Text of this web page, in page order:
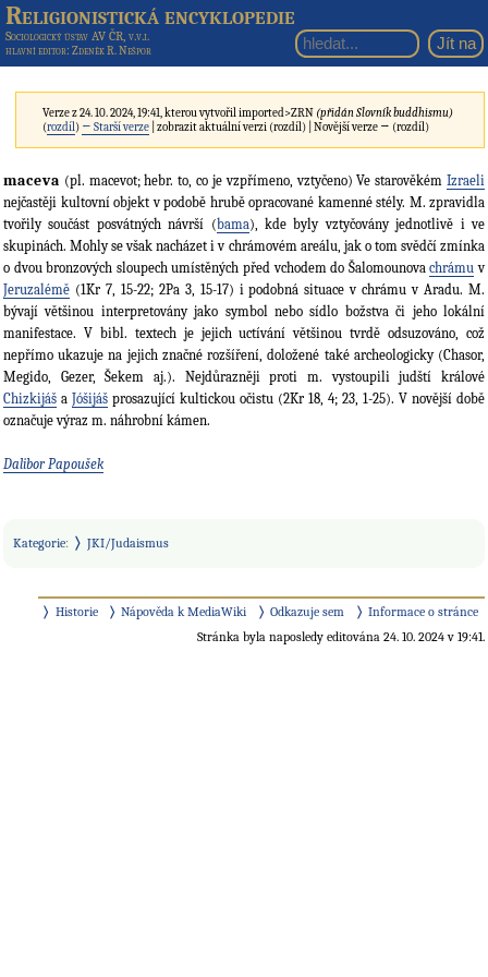
Religionistická encyklopedie
Sociologický ústav AV ČR, v.v.i.
hlavní editor: Zdeněk R. Nešpor
Verze z 24. 10. 2024, 19:41, kterou vytvořilimported>ZRN (přidán Slovník buddhismu)
(rozdíl) ← Starší verze | zobrazit aktuální verzi (rozdíl) | Novější verze → (rozdíl)
maceva (pl. macevot; hebr. to, co je vzpřímeno, vztyčeno) Ve starověkém Izraeli
nejčastěji kultovní objekt v podobě hrubě opracované kamenné stély. M. zpravidla
tvořily součást posvátných návrší (bama), kde byly vztyčovány jednotlivě i ve
skupinách. Mohly se však nacházet i v chrámovém areálu, jak o tom svědčí zmínka
o dvou bronzových sloupech umístěných před vchodem do Šalomounovachrámu v
Jeruzalémě (1Kr 7, 15-22; 2Pa 3, 15-17) i podobná situace v chrámu v Aradu. M.
bývají většinou interpretovány jako symbol nebo sídlo božstva či jeho lokální
manifestace. V bibl. textech je jejich uctívání většinou tvrdě odsuzováno, což
nepřímo ukazuje na jejich značné rozšíření, doložené také archeologicky (Chasor,
Megido, Gezer, Šekem aj.). Nejdůrazněji proti m. vystoupili judští králové
Chizkijáš a Jóšijáš prosazující kultickou očistu (2Kr 18, 4; 23, 1-25). V novější době
označuje výraz m. náhrobní kámen.
Dalibor Papoušek
Kategorie: JKI/Judaismus
Historie Nápověda k MediaWiki Odkazuje sem
Informace o stránce
Stránka byla naposledy editována 24. 10. 2024 v 19:41.